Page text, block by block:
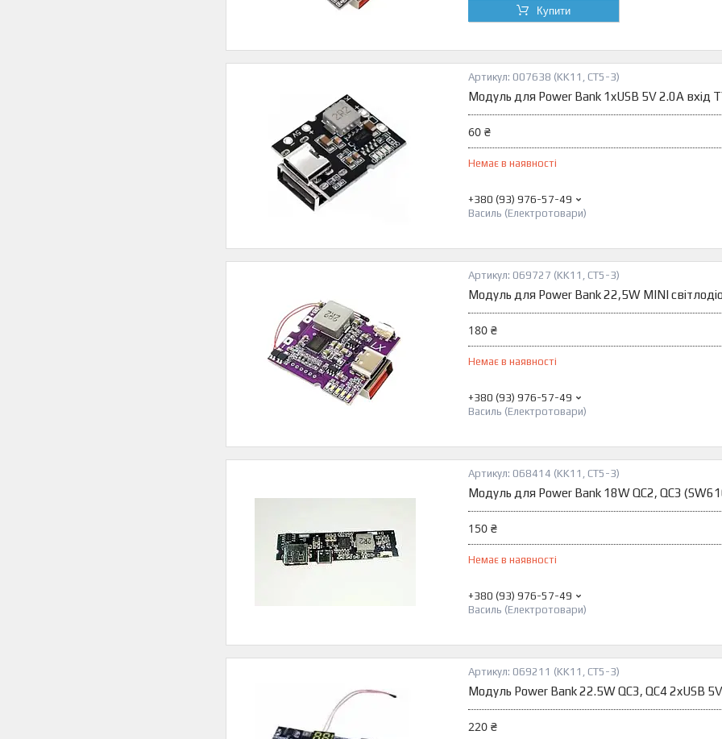
Купити
007638 (KK11, CT5-3)
Модуль для Power Bank 1xUSB 5V 2.0A вхід
60 ₴
Немає в наявності
+380 (93) 976-57-49
Василь (Електротовари)
069727 (KK11, CT5-3)
Модуль для Power Bank 22,5W MINI
180 ₴
Немає в наявності
+380 (93) 976-57-49
Василь (Електротовари)
068414 (KK11, CT5-3)
Модуль для Power Bank 18W QC2, QC3
150 ₴
Немає в наявності
+380 (93) 976-57-49
Василь (Електротовари)
069211 (KK11, CT5-3)
Модуль Power Bank 22.5W QC3, QC4 2xUSB
220 ₴